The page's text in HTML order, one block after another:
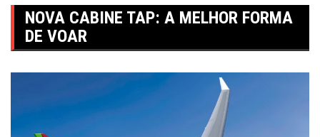
NOVA CABINE TAP: A MELHOR FORMA
DE VOAR